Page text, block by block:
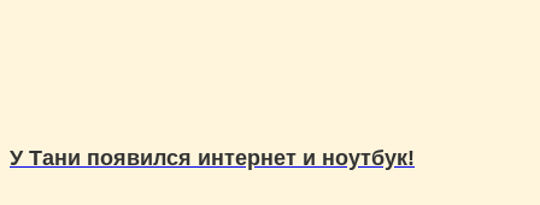
У Тани появился интернет и ноутбук!